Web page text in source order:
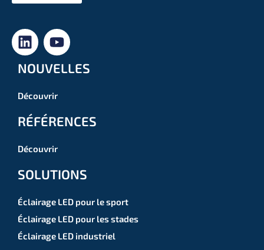
NOUVELLES
Découvrir
RÉFÉRENCES
Découvrir
SOLUTIONS
Éclairage LED pour le sport
Éclairage LED pour les stades
Éclairage LED industriel